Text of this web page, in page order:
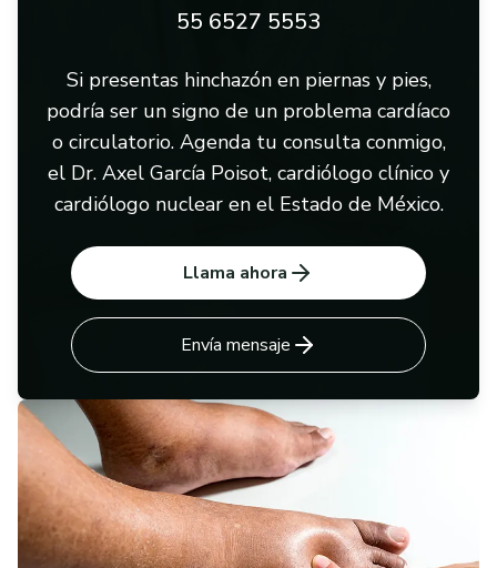
55 6527 5553
Si presentas hinchazón en piernas y pies,
podría ser un signo de un problema cardíaco
o circulatorio. Agenda tu consulta conmigo,
el Dr. Axel García Poisot, cardiólogo clínico y
cardiólogo nuclear en el Estado de México.
Llama ahora
Envía mensaje